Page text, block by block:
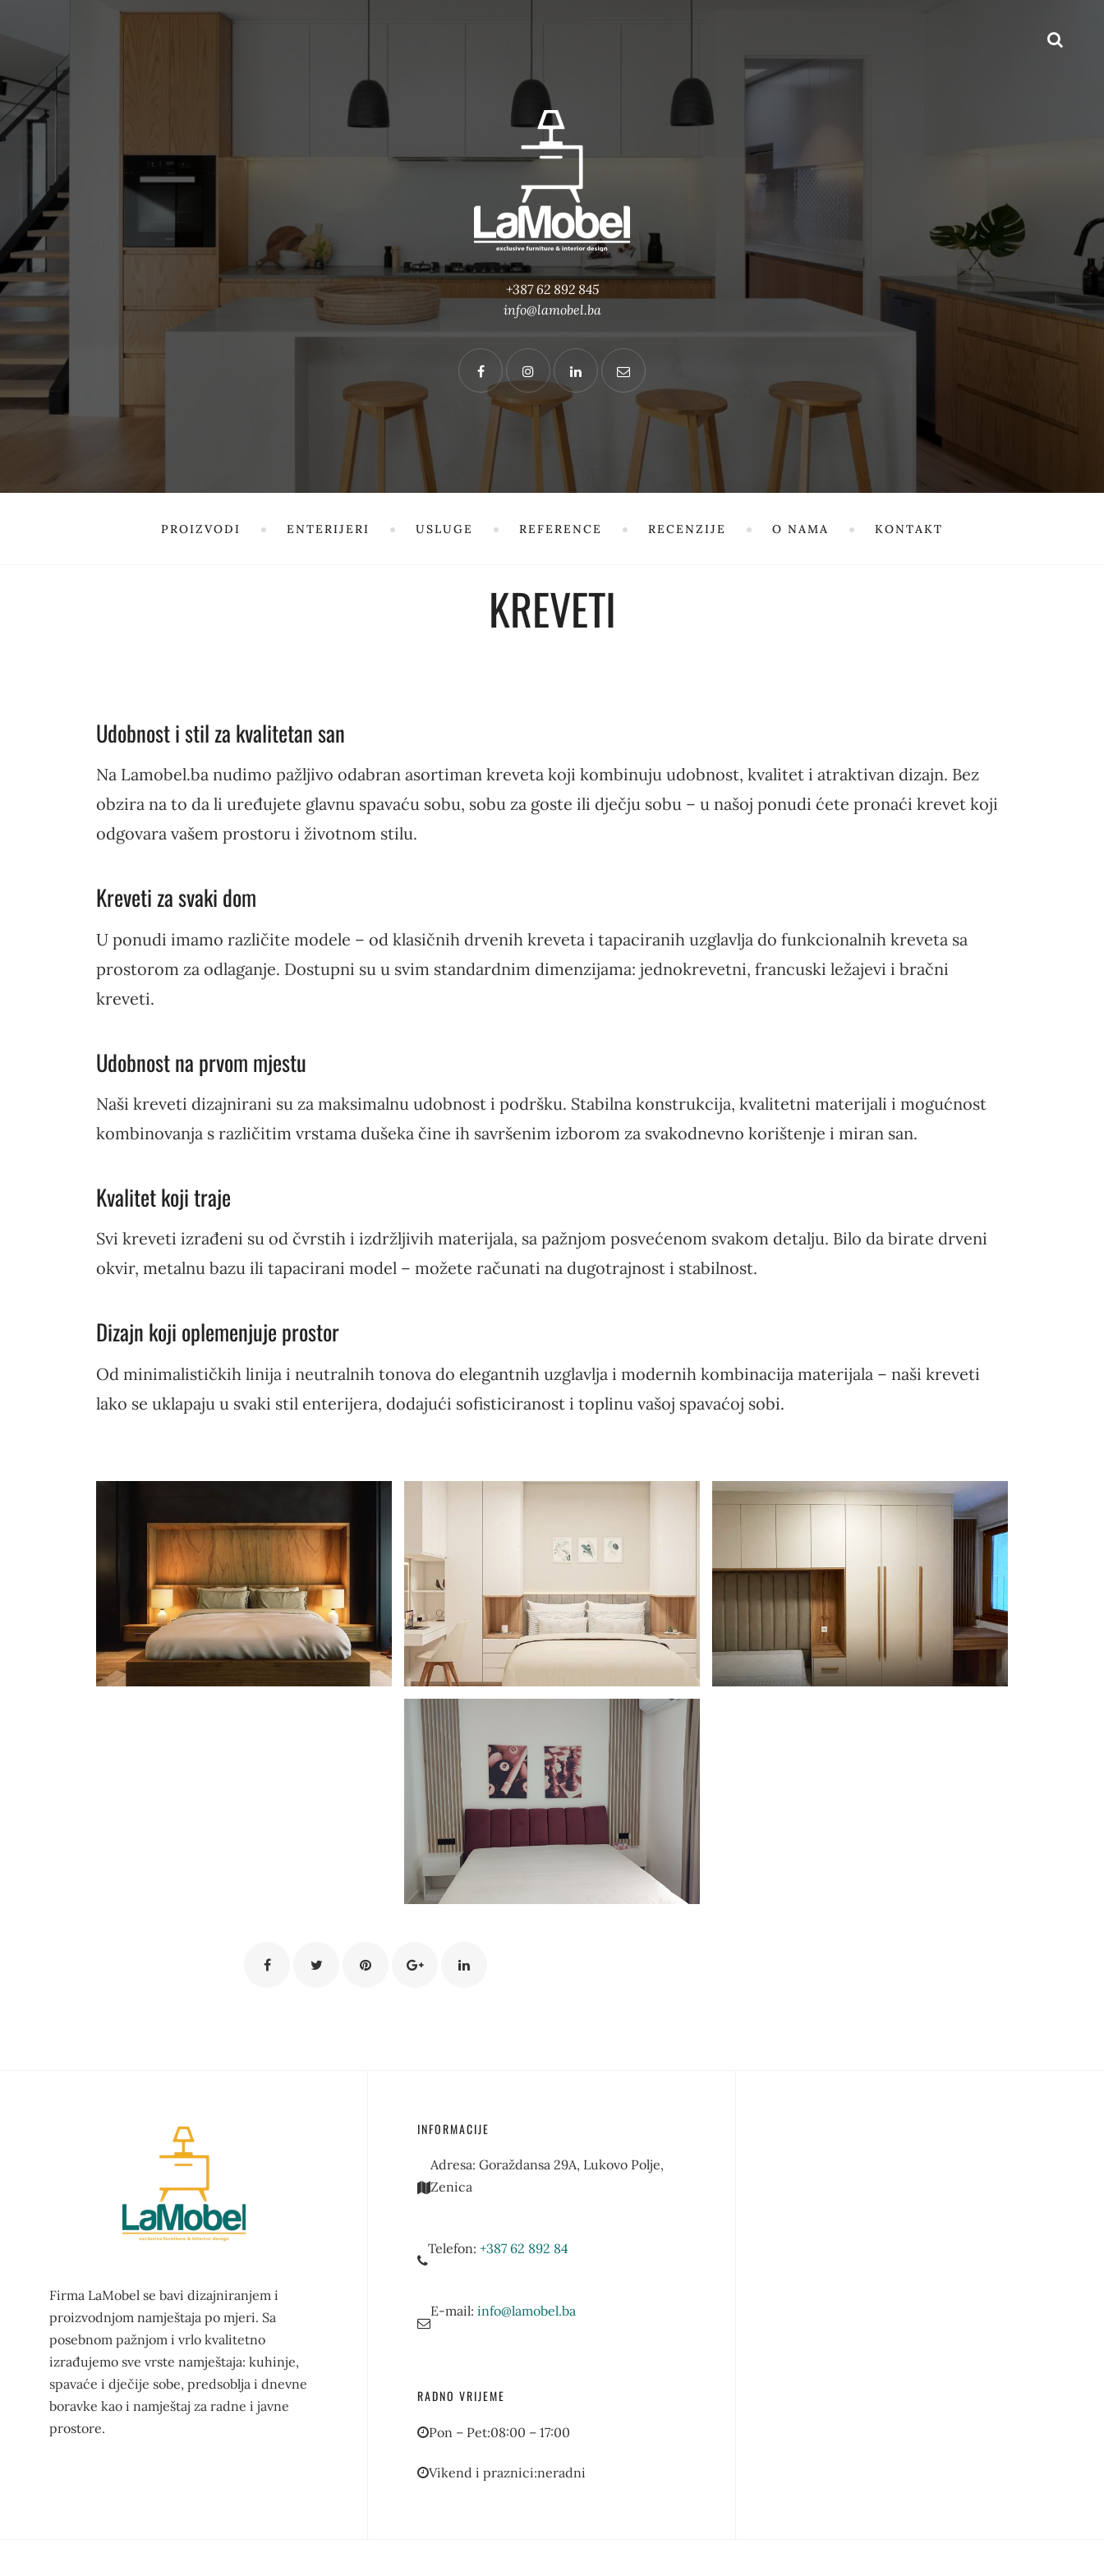
+387 62 892 845
info@lamobel.ba
PROIZVODI ENTERIJERI USLUGE REFERENCE RECENZIJE O NAMA KONTAKT
KREVETI
Udobnost i stil za kvalitetan san
Na Lamobel.ba nudimo pažljivo odabran asortiman kreveta koji kombinuju udobnost, kvalitet i atraktivan dizajn. Bez
obzira na to da li uređujete glavnu spavaću sobu, sobu za goste ili dječju sobu – u našoj ponudi ćete pronaći krevet koji
odgovara vašem prostoru i životnom stilu.
Kreveti za svaki dom
U ponudi imamo različite modele – od klasičnih drvenih kreveta i tapaciranih uzglavlja do funkcionalnih kreveta sa
prostorom za odlaganje. Dostupni su u svim standardnim dimenzijama: jednokrevetni, francuski ležajevi i bračni
kreveti.
Udobnost na prvom mjestu
Naši kreveti dizajnirani su za maksimalnu udobnost i podršku. Stabilna konstrukcija, kvalitetni materijali i mogućnost
kombinovanja s različitim vrstama dušeka čine ih savršenim izborom za svakodnevno korištenje i miran san.
Kvalitet koji traje
Svi kreveti izrađeni su od čvrstih i izdržljivih materijala, sa pažnjom posvećenom svakom detalju. Bilo da birate drveni
okvir, metalnu bazu ili tapacirani model – možete računati na dugotrajnost i stabilnost.
Dizajn koji oplemenjuje prostor
Od minimalističkih linija i neutralnih tonova do elegantnih uzglavlja i modernih kombinacija materijala – naši kreveti
lako se uklapaju u svaki stil enterijera, dodajući sofisticiranost i toplinu vašoj spavaćoj sobi.
Firma LaMobel se bavi dizajniranjem i
proizvodnjom namještaja po mjeri. Sa
posebnom pažnjom i vrlo kvalitetno
izrađujemo sve vrste namještaja: kuhinje,
spavaće i dječije sobe, predsoblja i dnevne
boravke kao i namještaj za radne i javne
prostore.
INFORMACIJE
Adresa: Goraždansa 29A, Lukovo Polje,
Zenica
Telefon: +387 62 892 84
E-mail: info@lamobel.ba
RADNO VRIJEME
Pon – Pet:08:00 – 17:00
Vikend i praznici:neradni